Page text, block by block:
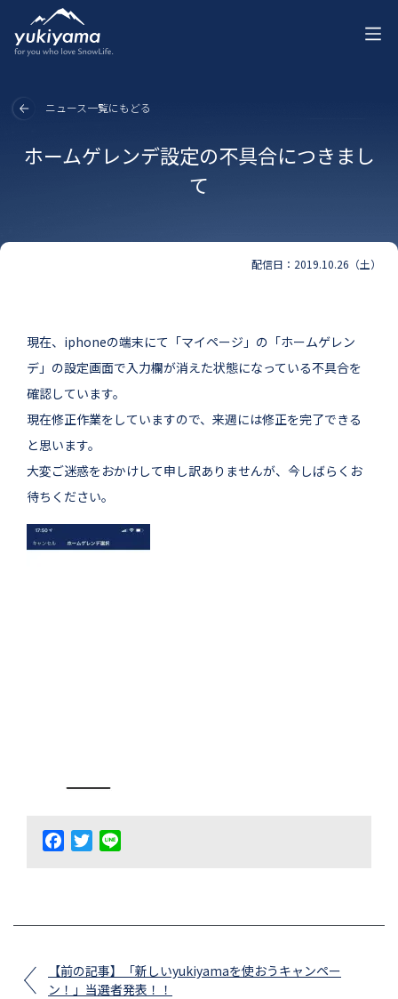
ニュース一覧にもどる
ホームゲレンデ設定の不具合につきまし
て
配信日：2019.10.26（土）
現在、iphoneの端末にて「マイページ」の「ホームゲレン
デ」の設定画面で入力欄が消えた状態になっている不具合を
確認しています。
現在修正作業をしていますので、来週には修正を完了できる
と思います。
大変ご迷惑をおかけして申し訳ありませんが、今しばらくお
待ちください。
FacebookTwitter
【前の記事】「新しいyukiyamaを使おうキャンペー
ン！」当選者発表！！